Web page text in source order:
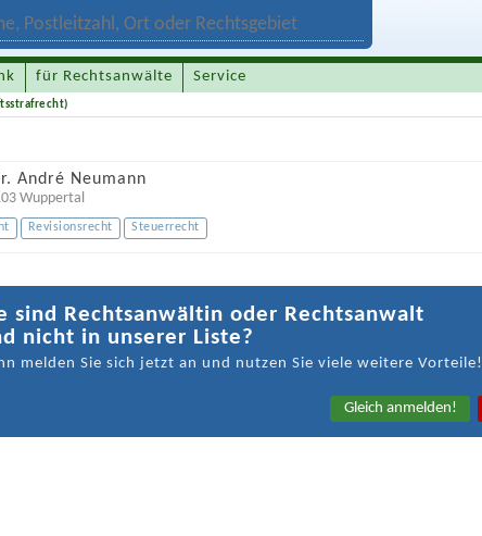
für Rechtsanwälte Service
André Neumann
Wuppertal
Revisionsrecht Steuerrecht
sind Rechtsanwältin oder Rechtsanwalt
nicht in unserer Liste?
melden Sie sich jetzt an und nutzen Sie viele weitere Vorteile!
Gleich anmelden!